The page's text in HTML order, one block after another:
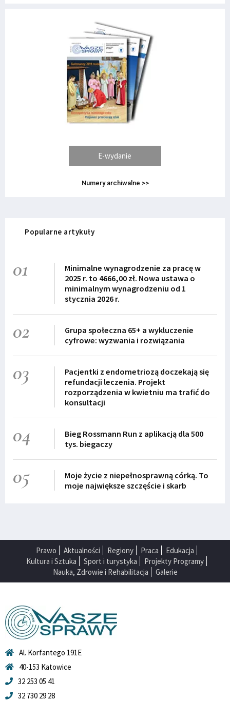
E-wydanie
Numery archiwalne >>
Popularne artykuły
01
Minimalne wynagrodzenie za pracę w
2025 r. to 4666,00 zł. Nowa ustawa o
minimalnym wynagrodzeniu od 1
stycznia 2026 r.
02
Grupa społeczna 65+ a wykluczenie
cyfrowe: wyzwania i rozwiązania
03
Pacjentki z endometriozą doczekają się
refundacji leczenia. Projekt
rozporządzenia w kwietniu ma trafić do
konsultacji
04
Bieg Rossmann Run z aplikacją dla 500
tys. biegaczy
05
Moje życie z niepełnosprawną córką. To
moje największe szczęście i skarb
Prawo Aktualności Regiony Praca
Edukacja
Kultura i Sztuka
Sport i turystyka
Projekty Programy
Nauka, Zdrowie i Rehabilitacja
Galerie
Al. Korfantego 191E
40-153 Katowice
32 253 05 41
32 730 29 28